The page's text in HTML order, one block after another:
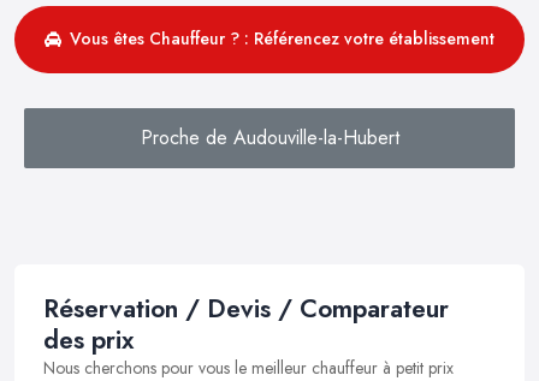
Vous êtes Chauffeur ? : Référencez votre établissement
Proche de Audouville-la-Hubert
Réservation / Devis / Comparateur
des prix
Nous cherchons pour vous le meilleur chauffeur à petit prix